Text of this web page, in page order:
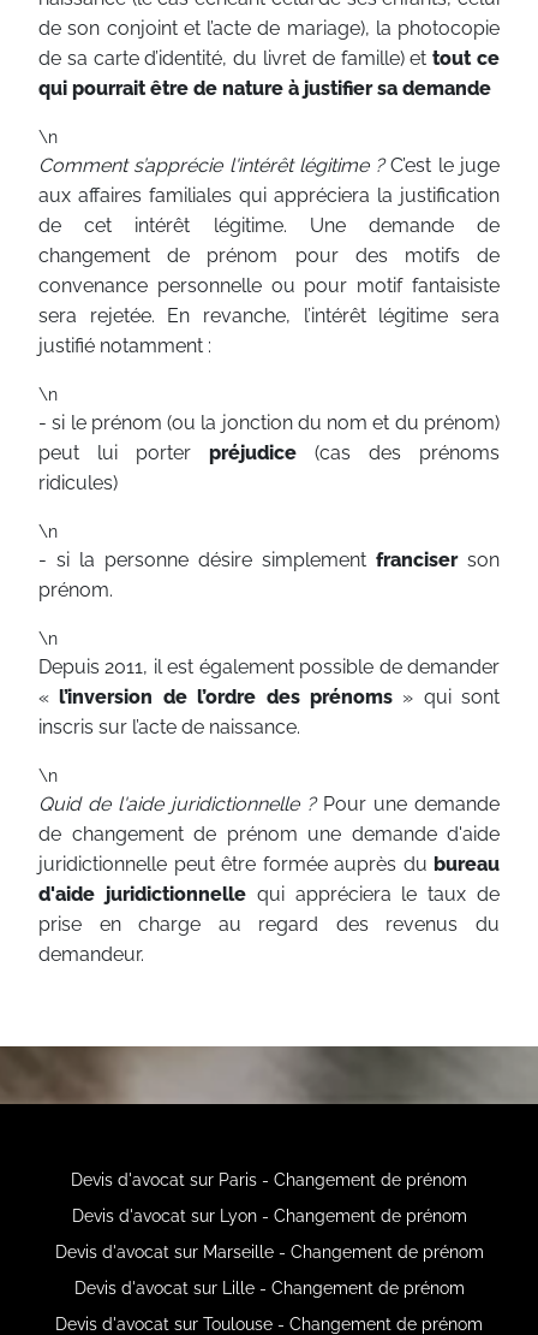
de son conjoint et l’acte de mariage), la photocopie
de sa carte d’identité, du livret de famille) ettout ce
qui pourrait être de nature à justifier sa demande
\n
Comment s’apprécie l'intérêt légitime ?C’est le juge
aux affaires familiales qui appréciera la justification
de cet intérêt légitime. Une demande de
changement de prénom pour des motifs de
convenance personnelle ou pour motif fantaisiste
sera rejetée. En revanche, l’intérêt légitime sera
justifié notamment :
\n
- si le prénom (ou la jonction du nom et du prénom)
peut lui porter préjudice (cas des prénoms
ridicules)
\n
- si la personne désire simplement franciserson
prénom.
\n
Depuis 2011, il est également possible de demander
«l’inversion de l’ordre des prénoms» qui sont
inscris sur l’acte de naissance.
\n
Quid de l'aide juridictionnelle ?Pour une demande
de changement de prénom une demande d'aide
juridictionnelle peut être formée auprès du bureau
d'aide juridictionnellequi appréciera le taux de
prise en charge au regard des revenus du
demandeur.
Devis d'avocat sur Paris - Changement de prénom
Devis d'avocat sur Lyon - Changement de prénom
Devis d'avocat sur Marseille - Changement de prénom
Devis d'avocat sur Lille - Changement de prénom
Devis d'avocat sur Toulouse - Changement de prénom